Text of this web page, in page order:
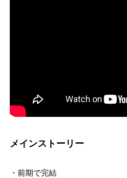
メインストーリー
・前期で完結